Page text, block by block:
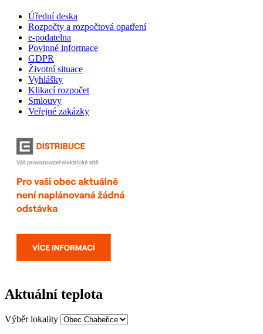
Úřední deska
Rozpočty a rozpočtová opatření
e-podatelna
Povinné informace
GDPR
Životní situace
Vyhlášky
Klikací rozpočet
Smlouvy
Veřejné zakázky
Aktuální teplota
Výběr lokality